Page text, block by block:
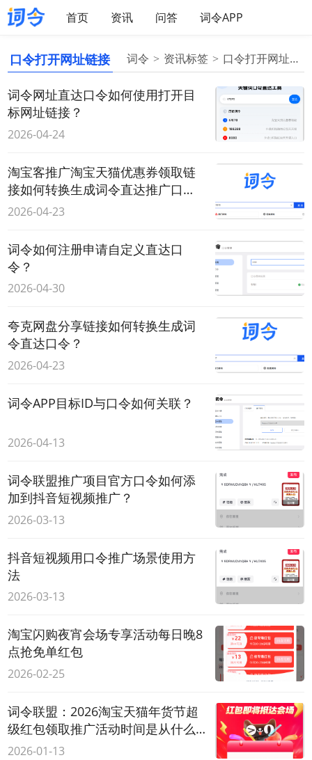
首页 资讯 问答 词令APP
口令打开网址链接 词令 资讯标签 口令打开网址链接
词令网址直达口令如何使用打开目
标网址链接？
2026-04-24
淘宝客推广淘宝天猫优惠券领取链
接如何转换生成词令直达推广口
令？
2026-04-23
词令如何注册申请自定义直达口
令？
2026-04-30
夸克网盘分享链接如何转换生成词
令直达口令？
2026-04-23
词令APP目标ID与口令如何关联？
2026-04-13
词令联盟推广项目官方口令如何添
加到抖音短视频推广？
2026-03-13
抖音短视频用口令推广场景使用方
法
2026-03-13
淘宝闪购夜宵会场专享活动每日晚8
点抢免单红包
2026-02-25
词令联盟：2026淘宝天猫年货节超
级红包领取推广活动时间是从什么
时候开始到几号结束？
2026-01-13